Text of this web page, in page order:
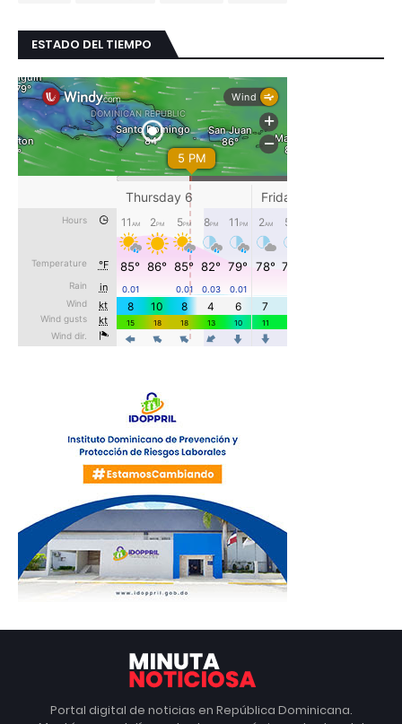
ESTADO DEL TIEMPO
Portal digital de noticias en República Dominicana.